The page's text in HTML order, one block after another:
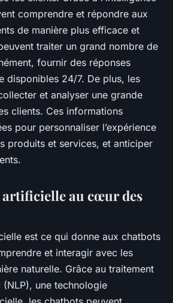
comprendre et répondre aux
de manière plus efficace et
traiter un grand nombre de
fournir des réponses
disponibles 24/7. De plus, les
et analyser une grande
clients. Ces informations
pour personnaliser l’expérience
produits et services, et anticiper
artificielle au cœur des
est ce qui donne aux chatbots
et interagir avec les
naturelle. Grâce au traitement
une technologie